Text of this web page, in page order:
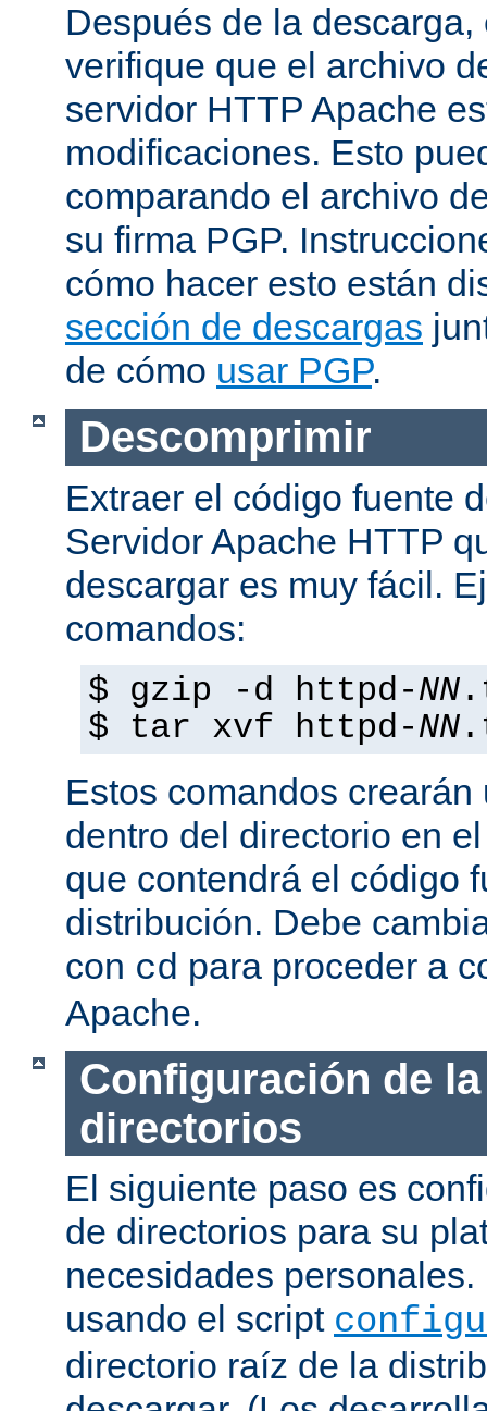
Después de la
verifique que el archivo
servidor HTTP Apache
modificaciones. Esto
comparando el archivo
su firma PGP.
cómo hacer esto están
sección de descargas
de cómo usar PGP.
Descomprimir
Extraer el código fuente
Servidor Apache HTTP
descargar es muy fácil.
comandos:
$ gzip -d httpd-NN
$ tar xvf httpd-NN
Estos comandos
dentro del directorio en
que contendrá el código
distribución. Debe
con cd para proceder a
Apache.
Configuración de
directorios
El siguiente paso es
de directorios para su
necesidades
usando el script
directorio raíz de la